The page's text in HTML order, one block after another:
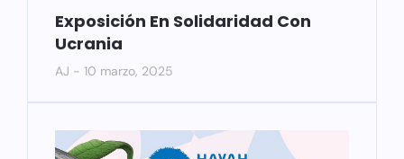
Exposición En Solidaridad Con
Ucrania
AJ 10 marzo, 2025